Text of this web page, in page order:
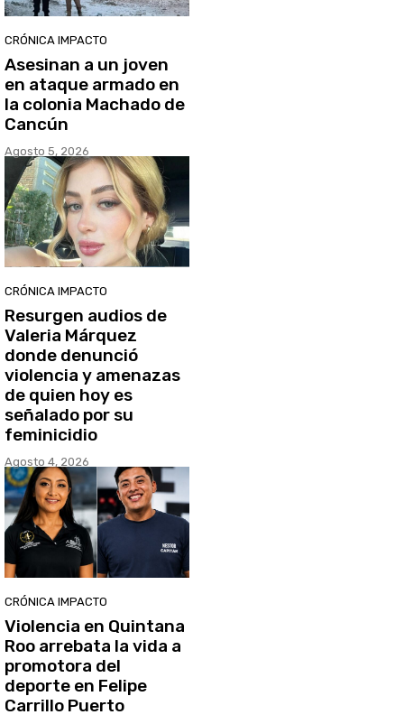
CRÓNICA IMPACTO
Asesinan a un joven
en ataque armado en
la colonia Machado de
Cancún
Agosto 5, 2026
CRÓNICA IMPACTO
Resurgen audios de
Valeria Márquez
donde denunció
violencia y amenazas
de quien hoy es
señalado por su
feminicidio
Agosto 4, 2026
CRÓNICA IMPACTO
Violencia en Quintana
Roo arrebata la vida a
promotora del
deporte en Felipe
Carrillo Puerto